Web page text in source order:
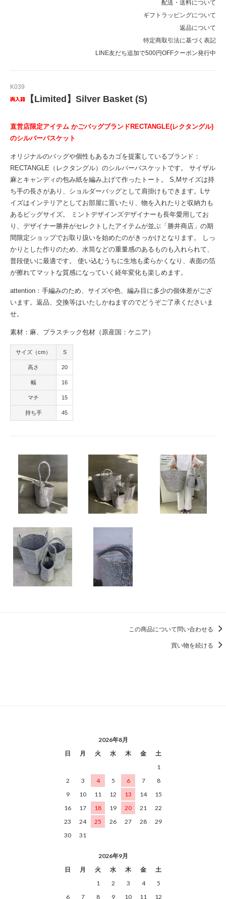
配送・送料について
ギフトラッピングについて
返品について
特定商取引法に基づく表記
LINE友だち追加で500円OFFクーポン発行中
K039
【Limited】Silver Basket (S)
直営店限定アイテム かごバッグブランドRECTANGLE(レクタングル)
のシルバーバスケット
オリジナルのバッグや個性もあるカゴを提案しているブランド：
RECTANGLE（レクタングル）のシルバーバスケットです。 サイザル
麻とキャンディの包み紙を編み上げて作ったトート。 S,Mサイズは持
ち手の長さがあり、ショルダーバッグとして肩掛けもできます。Lサ
イズはインテリアとしてお部屋に置いたり、物を入れたりと収納力も
あるビッグサイズ。 ミントデザインズデザイナーも長年愛用してお
り、デザイナー勝井がセレクトしたアイテムが並ぶ「勝井商店」の期
間限定ショップでお取り扱いを始めたのがきっかけとなります。 しっ
かりとした作りのため、水筒などの重量感のあるものも入れられて、
普段使いに最適です。 使い込むうちに生地も柔らかくなり、表面の箔
が擦れてマットな質感になっていく経年変化も楽しめます。
attention：手編みのため、サイズや色、編み目に多少の個体差がござ
います。返品、交換等はいたしかねますのでどうぞご了承くださいま
せ。
素材：麻、プラスチック包材（原産国：ケニア）
サイズ（cm） S
高さ 20
幅 16
マチ 15
持ち手 45
この商品について問い合わせる
買い物を続ける
2026年8月
日
月 火 水 木 金
土
1
2
3 4 5 6 7
8
9
10 11 12 13 14
15
16
17 18 19 20 21
22
23
24 25 26 27 28
29
30
31
2026年9月
日
月 火 水 木 金
土
1
2 3 4
5
6
7 8 9 10 11 12